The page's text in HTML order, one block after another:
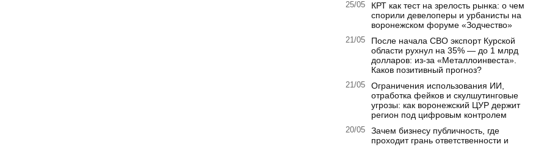
25/05
КРТ как тест на зрелость рынка: о чем
спорили девелоперы и урбанисты на
воронежском форуме «Зодчество»
21/05
После начала СВО экспорт Курской
области рухнул на 35% — до 1 млрд
долларов: из-за «Металлоинвеста».
Каков позитивный прогноз?
21/05
Ограничения использования ИИ,
отработка фейков и скулшутинговые
угрозы: как воронежский ЦУР держит
регион под цифровым контролем
20/05
Зачем бизнесу публичность, где
проходит грань ответственности и